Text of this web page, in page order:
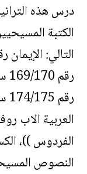
درس هذه
الكتبة
العربية الاب
النصوص